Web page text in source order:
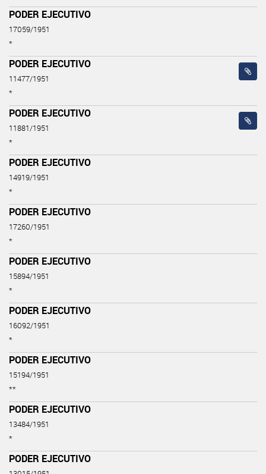
PODER EJECUTIVO
17059/1951
*
PODER EJECUTIVO
11477/1951
*
PODER EJECUTIVO
11881/1951
*
PODER EJECUTIVO
14919/1951
*
PODER EJECUTIVO
17260/1951
*
PODER EJECUTIVO
15894/1951
*
PODER EJECUTIVO
16092/1951
*
PODER EJECUTIVO
15194/1951
**
PODER EJECUTIVO
13484/1951
*
PODER EJECUTIVO